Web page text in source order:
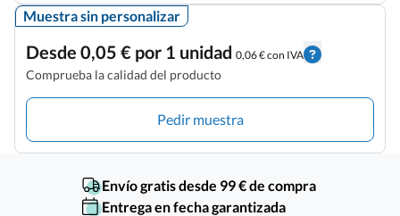
Muestra sin personalizar
Desde 0,05 € por 1 unidad 0,06 € con IVA
Comprueba la calidad del producto
Pedir muestra
Envío gratis desde 99 € de compra
Entrega en fecha garantizada